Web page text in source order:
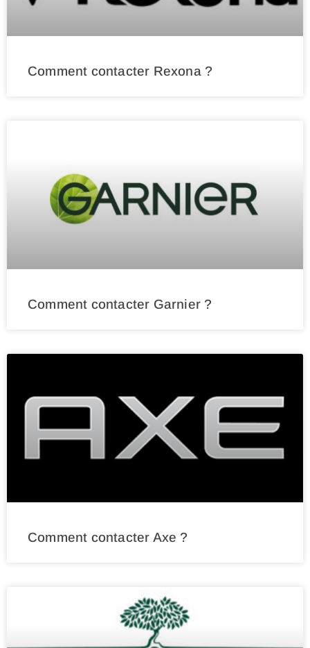
Comment contacter Rexona ?
Comment contacter Garnier ?
Comment contacter Axe ?